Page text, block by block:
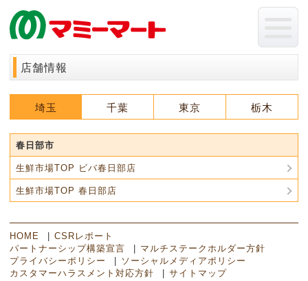
店舗情報
埼玉 千葉 東京 栃木
春日部市
生鮮市場TOP ビバ春日部店
生鮮市場TOP 春日部店
HOME
CSRレポート
パートナーシップ構築宣言
マルチステークホルダー方針
プライバシーポリシー
ソーシャルメディアポリシー
カスタマーハラスメント対応方針
サイトマップ